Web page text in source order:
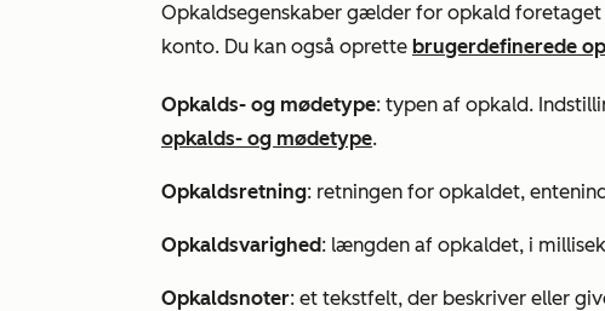
Opkaldsegenskaber gælder for opkald
konto. Du kan også oprette brugerdefinerede
Opkalds- og mødetype: typen af opkald.
opkalds- og mødetype.
Opkaldsretning: retningen for opkaldet, enten
Opkaldsvarighed: længden af opkaldet, i
Opkaldsnoter: et tekstfelt, der beskriver eller